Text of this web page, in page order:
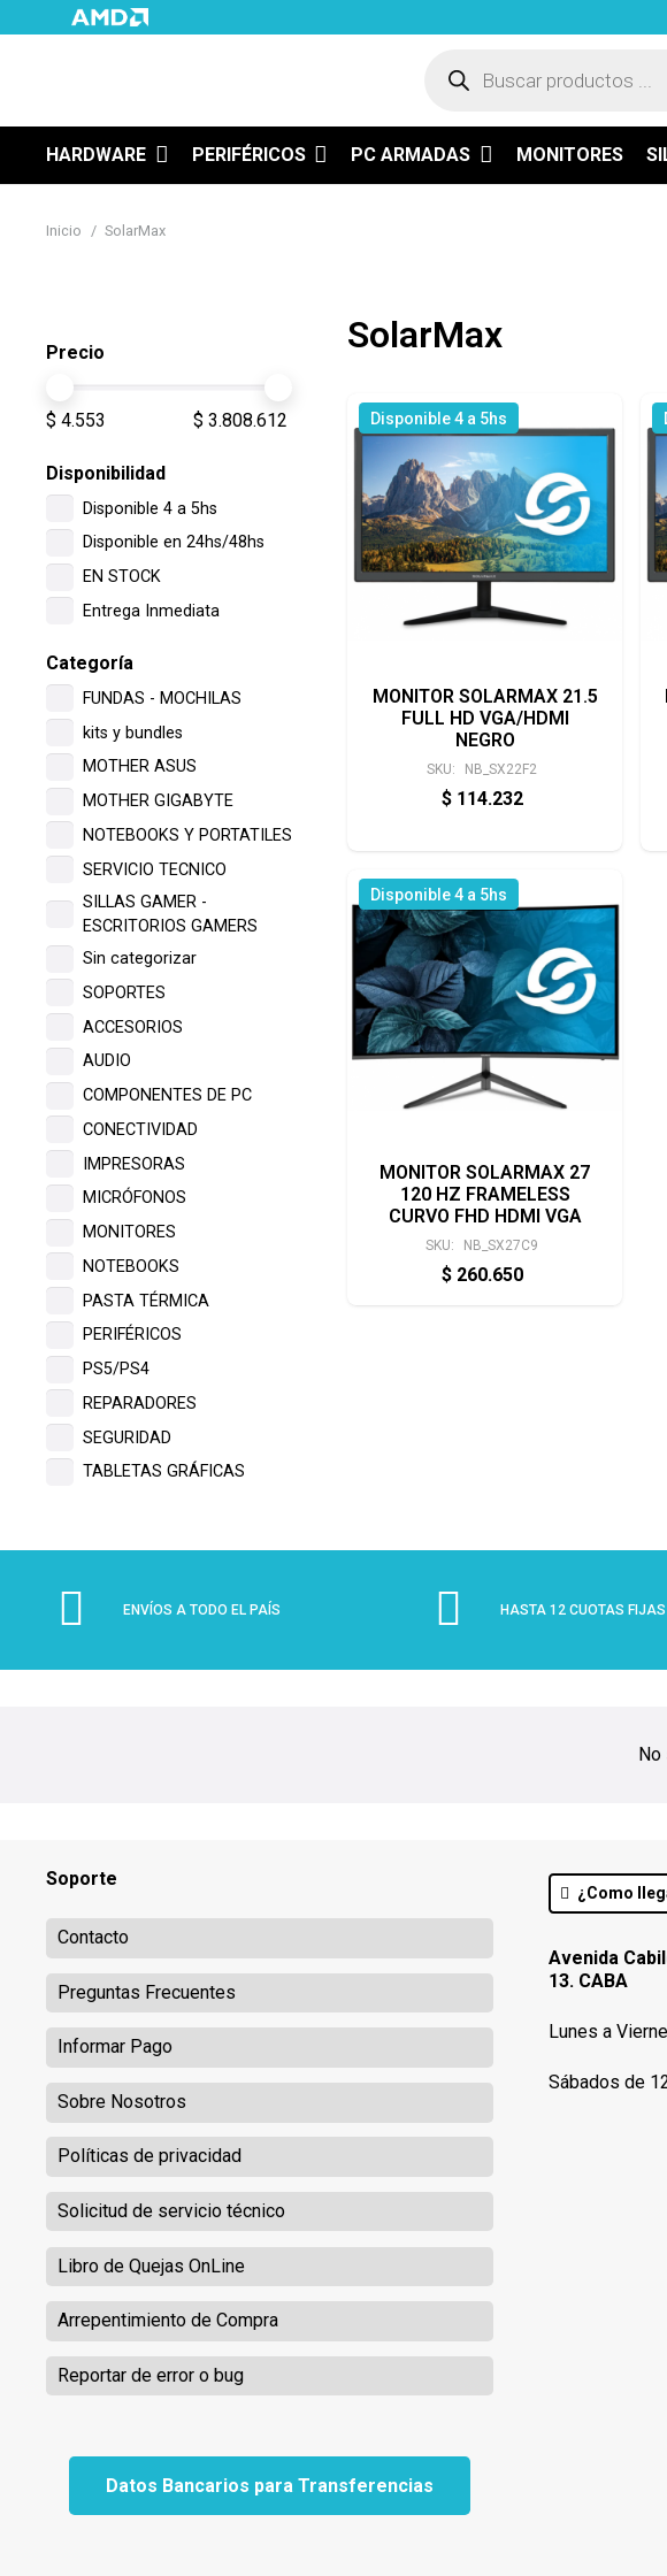
HARDWARE PERIFÉRICOS PC ARMADAS MONITORES
Inicio / SolarMax
Precio
$ 4.553 $ 3.808.612
Disponibilidad
Disponible 4 a 5hs
Disponible en 24hs/48hs
EN STOCK
Entrega Inmediata
Categoría
FUNDAS - MOCHILAS
kits y bundles
MOTHER ASUS
MOTHER GIGABYTE
NOTEBOOKS Y PORTATILES
SERVICIO TECNICO
SILLAS GAMER -
ESCRITORIOS GAMERS
Sin categorizar
SOPORTES
ACCESORIOS
AUDIO
COMPONENTES DE PC
CONECTIVIDAD
IMPRESORAS
MICRÓFONOS
MONITORES
NOTEBOOKS
PASTA TÉRMICA
PERIFÉRICOS
PS5/PS4
REPARADORES
SEGURIDAD
TABLETAS GRÁFICAS
SolarMax
Disponible 4 a 5hs
MONITOR SOLARMAX 21.5
FULL HD VGA/HDMI
NEGRO
SKU: NB_SX22F2
$ 114.232
Disponible 4 a 5hs
MONITOR SOLARMAX 27
120 HZ FRAMELESS
CURVO FHD HDMI VGA
SKU: NB_SX27C9
$ 260.650
ENVÍOS A TODO EL PAÍS HASTA 12 CUOTAS FIJAS
No
Soporte
Contacto
Preguntas Frecuentes
Informar Pago
Sobre Nosotros
Políticas de privacidad
Solicitud de servicio técnico
Libro de Quejas OnLine
Arrepentimiento de Compra
Reportar de error o bug
Datos Bancarios para Transferencias
¿Como
Avenida
13. CABA
Lunes a
Sábados de